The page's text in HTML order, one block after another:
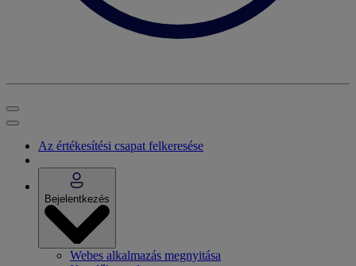
Az értékesítési csapat felkeresése
Bejelentkezés
Webes alkalmazás megnyitása